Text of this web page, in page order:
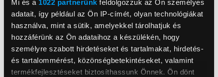
Mi és a 1022 partnerünk feldolgozzuk az Ön személyes
adatait, így például az Ön IP-címét, olyan technológiákat
használva, mint a sütik, amelyekkel tárolhatjuk és
hozzáférünk az Ön adataihoz a készülékén, hogy
személyre szabott hirdetéseket és tartalmakat, hirdetés-
és tartalommérést, közönségbetekintéseket, valamint
termékfejlesztéseket biztosíthassunk Önnek. Ön dönt
Woox